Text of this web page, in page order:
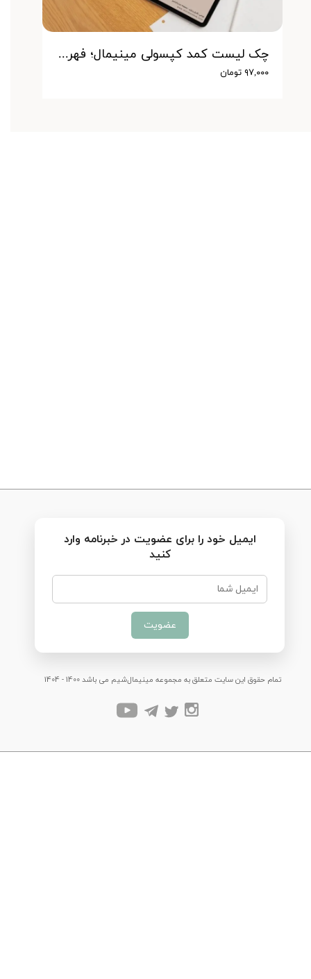
چک لیست کمد کپسولی مینیمال؛ فهرستی جامع از تمام آیتم های مورد نیاز برای ساخت یک کمد کپسولی شیک و کاربردی
۹۷,۰۰۰ تومان
تمام حقوق این سایت متعلق به مجموعه مینیمال‌شیم می باشد 1400 - 1404
ایمیل خود را برای عضویت در خبرنامه وارد
کنید
عضویت